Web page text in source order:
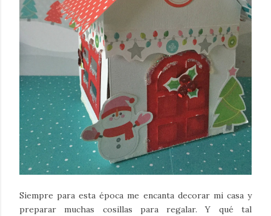
Siempre para esta época me encanta decorar mi casa y
preparar muchas cosillas para regalar. Y qué tal